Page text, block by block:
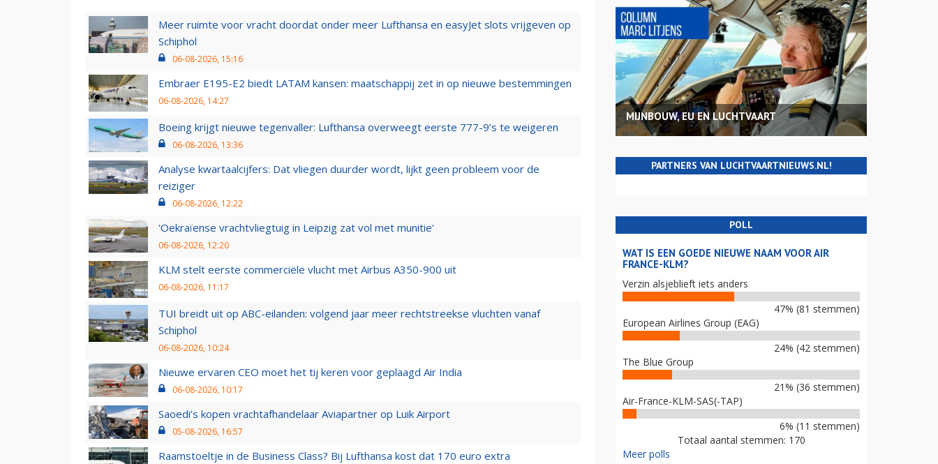
Meer ruimte voor vracht doordat onder meer Lufthansa en easyJet slots vrijgeven op
Schiphol
06-08-2026, 15:16
Embraer E195-E2 biedt LATAM kansen: maatschappij zet in op nieuwe bestemmingen
06-08-2026, 14:27
Boeing krijgt nieuwe tegenvaller: Lufthansa overweegt eerste 777-9’s te weigeren
06-08-2026, 13:36
Analyse kwartaalcijfers: Dat vliegen duurder wordt, lijkt geen probleem voor de
reiziger
06-08-2026, 12:22
'Oekraïense vrachtvliegtuig in Leipzig zat vol met munitie'
06-08-2026, 12:20
KLM stelt eerste commerciële vlucht met Airbus A350-900 uit
06-08-2026, 11:17
TUI breidt uit op ABC-eilanden: volgend jaar meer rechtstreekse vluchten vanaf
Schiphol
06-08-2026, 10:24
Nieuwe ervaren CEO moet het tij keren voor geplaagd Air India
06-08-2026, 10:17
Saoedi’s kopen vrachtafhandelaar Aviapartner op Luik Airport
05-08-2026, 16:57
Raamstoeltje in de Business Class? Bij Lufthansa kost dat 170 euro extra
MIJNBOUW, EU EN LUCHTVAART
PARTNERS VAN LUCHTVAARTNIEUWS.NL!
POLL
WAT IS EEN GOEDE NIEUWE NAAM VOOR AIR
FRANCE-KLM?
Verzin alsjeblieft iets anders
47% (81 stemmen)
European Airlines Group (EAG)
24% (42 stemmen)
The Blue Group
21% (36 stemmen)
Air-France-KLM-SAS(-TAP)
6% (11 stemmen)
Totaal aantal stemmen: 170
Meer polls